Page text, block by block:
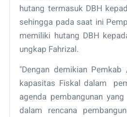
hutang termasuk DBH
sehingga pada saat ini
memiliki hutang DBH
ungkap Fahrizal.
"Dengan demikian
kapasitas Fiskal dalam
agenda pembangunan
dalam rencana